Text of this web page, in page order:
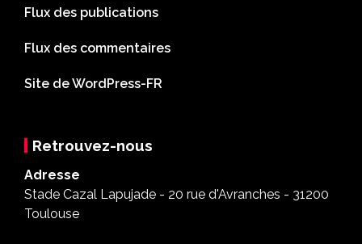
Flux des publications
Flux des commentaires
Site de WordPress-FR
Retrouvez-nous
Adresse
Stade Cazal Lapujade - 20 rue d'Avranches - 31200
Toulouse